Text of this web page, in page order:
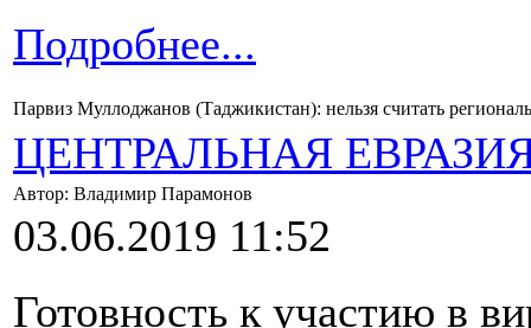
Подробнее...
Парвиз Муллоджанов (Таджикистан): нельзя считать
ЦЕНТРАЛЬНАЯ
Автор: Владимир Парамонов
03.06.2019 11:52
Готовность к участию в